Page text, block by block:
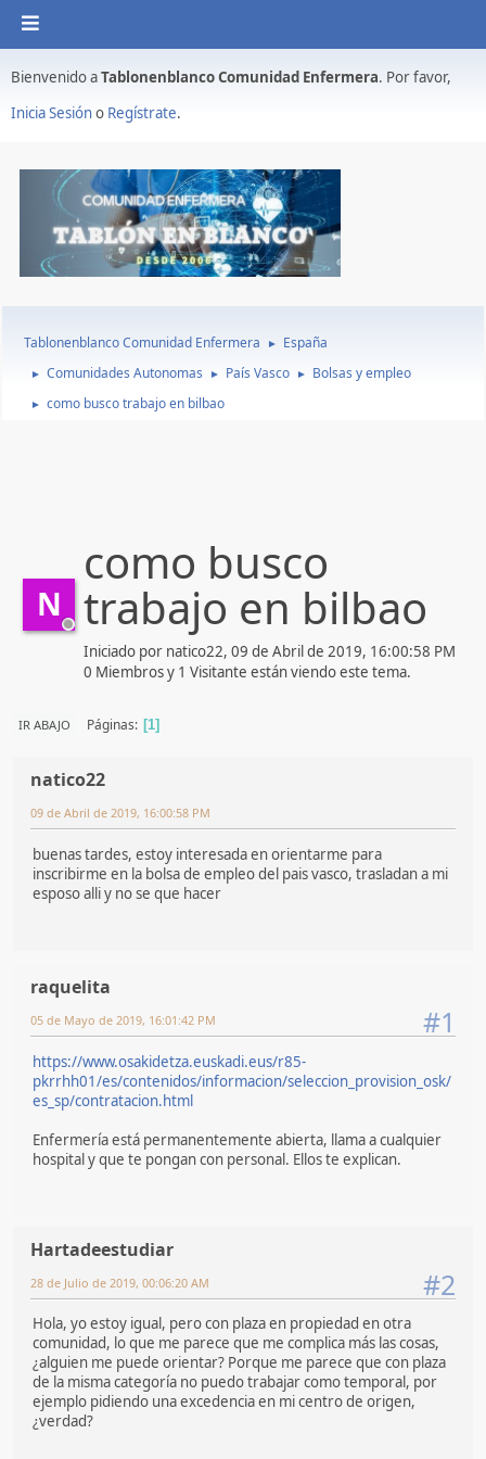
Bienvenido aTablonenblanco Comunidad Enfermera. Por favor,
Inicia Sesióno Regístrate.
Tablonenblanco Comunidad Enfermera ► España
► Comunidades Autonomas ► País Vasco ► Bolsas y empleo
► como busco trabajo en bilbao
N
como busco
trabajo en bilbao
Iniciado por natico22, 09 de Abril de 2019, 16:00:58 PM
0 Miembros y 1 Visitante están viendo este tema.
IR ABAJO Páginas 1
natico22
09 de Abril de 2019, 16:00:58 PM
buenas tardes, estoy interesada en orientarme para
inscribirme en la bolsa de empleo del pais vasco, trasladan a mi
esposo alli y no se que hacer
raquelita
#1
05 de Mayo de 2019, 16:01:42 PM
https://www.osakidetza.euskadi.eus/r85-
pkrrhh01/es/contenidos/informacion/seleccion_provision_osk/
es_sp/contratacion.html
Enfermería está permanentemente abierta, llama a cualquier
hospital y que te pongan con personal. Ellos te explican.
Hartadeestudiar
#2
28 de Julio de 2019, 00:06:20 AM
Hola, yo estoy igual, pero con plaza en propiedad en otra
comunidad, lo que me parece que me complica más las cosas,
¿alguien me puede orientar? Porque me parece que con plaza
de la misma categoría no puedo trabajar como temporal, por
ejemplo pidiendo una excedencia en mi centro de origen,
¿verdad?